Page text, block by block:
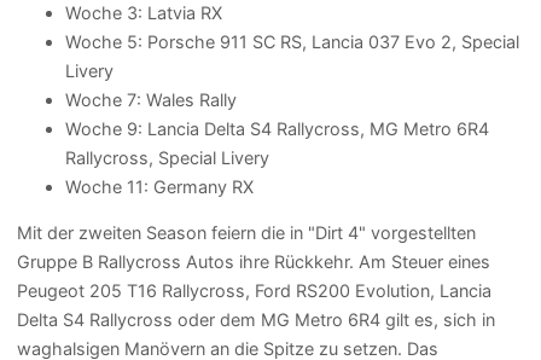
Woche 3: Latvia RX
Woche 5: Porsche 911 SC RS, Lancia 037 Evo 2, Special
Livery
Woche 7: Wales Rally
Woche 9: Lancia Delta S4 Rallycross, MG Metro 6R4
Rallycross, Special Livery
Woche 11: Germany RX
Mit der zweiten Season feiern die in "Dirt 4" vorgestellten
Gruppe B Rallycross Autos ihre Rückkehr. Am Steuer eines
Peugeot 205 T16 Rallycross, Ford RS200 Evolution, Lancia
Delta S4 Rallycross oder dem MG Metro 6R4 gilt es, sich in
waghalsigen Manövern an die Spitze zu setzen. Das